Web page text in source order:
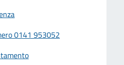
0141 953052